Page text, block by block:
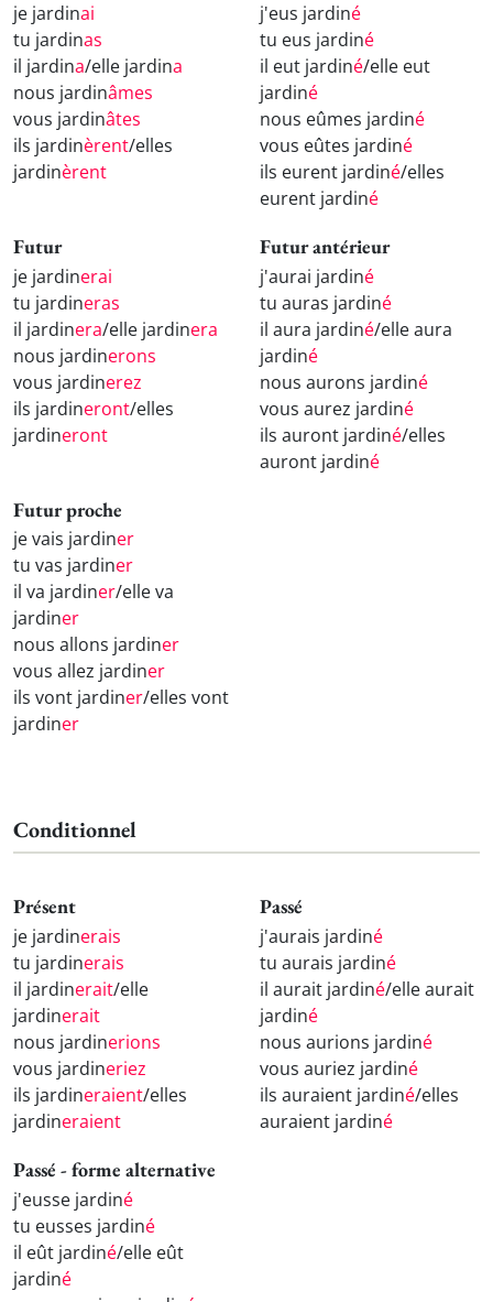
je jardinai
tu jardinas
il jardina/elle jardina
nous jardinâmes
vous jardinâtes
ils jardinèrent/elles
jardinèrent
j'eus jardiné
tu eus jardiné
il eut jardiné/elle eut
jardiné
nous eûmes jardiné
vous eûtes jardiné
ils eurent jardiné/elles
eurent jardiné
Futur
je jardinerai
tu jardineras
il jardinera/elle jardinera
nous jardinerons
vous jardinerez
ils jardineront/elles
jardineront
Futur antérieur
j'aurai jardiné
tu auras jardiné
il aura jardiné/elle aura
jardiné
nous aurons jardiné
vous aurez jardiné
ils auront jardiné/elles
auront jardiné
Futur proche
je vais jardiner
tu vas jardiner
il va jardiner/elle va
jardiner
nous allons jardiner
vous allez jardiner
ils vont jardiner/elles vont
jardiner
Conditionnel
Présent
je jardinerais
tu jardinerais
il jardinerait/elle
jardinerait
nous jardinerions
vous jardineriez
ils jardineraient/elles
jardineraient
Passé
j'aurais jardiné
tu aurais jardiné
il aurait jardiné/elle aurait
jardiné
nous aurions jardiné
vous auriez jardiné
ils auraient jardiné/elles
auraient jardiné
Passé - forme alternative
j'eusse jardiné
tu eusses jardiné
il eût jardiné/elle eût
jardiné